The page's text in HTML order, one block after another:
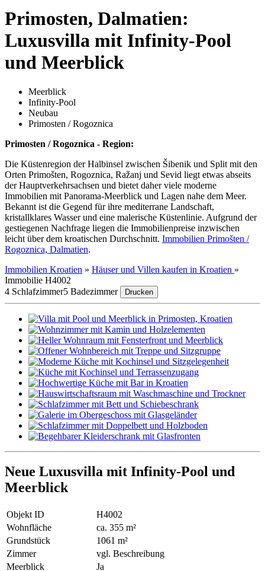
Primosten, Dalmatien:
Luxusvilla mit Infinity-Pool
und Meerblick
Meerblick
Infinity-Pool
Neubau
Primosten / Rogoznica
Primosten / Rogoznica - Region:
Die Küstenregion der Halbinsel zwischen Šibenik und Split mit den
Orten Primošten, Rogoznica, Ražanj und Sevid liegt etwas abseits
der Hauptverkehrsachsen und bietet daher viele moderne
Immobilien mit Panorama-Meerblick und Lagen nahe dem Meer.
Bekannt ist die Gegend für ihre mediterrane Landschaft,
kristallklares Wasser und eine malerische Küstenlinie. Aufgrund der
gestiegenen Nachfrage liegen die Immobilienpreise inzwischen
leicht über dem kroatischen Durchschnitt. Immobilien Primošten /
Rogoznica, Dalmatien.
Immobilien Kroatien » Häuser und Villen kaufen in Kroatien »
Immobilie H4002
4 Schlafzimmer5 Badezimmer Drucken
Neue Luxusvilla mit Infinity-Pool und
Meerblick
Objekt ID
H4002
Wohnfläche
ca. 355 m²
Grundstück
1061 m²
Zimmer
vgl. Beschreibung
Meerblick
Ja